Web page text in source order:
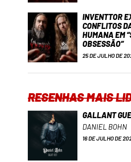
INVENTTOR
CONFLITOS
HUMANA EM
OBSESSÃO”
25 DE JULHO DE
RESENHAS MAIS
GALLANT
DANIEL BOHN
16 DE JULHO DE